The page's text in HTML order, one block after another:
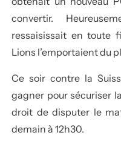
convertir.
ressaisissait en toute
Lions l’emportaient du
Ce soir contre la
gagner pour sécuriser
droit de disputer le
demain à 12h30.